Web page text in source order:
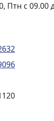
Птн с 09.00